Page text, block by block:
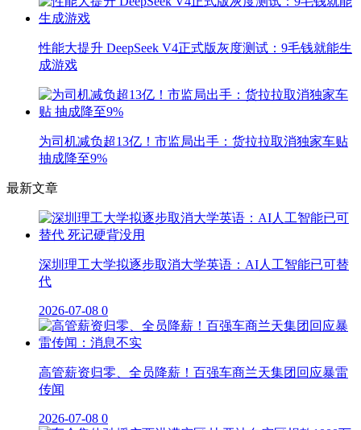
性能大提升 DeepSeek V4正式版灰度测试：9毛钱就能生
成游戏
为司机减负超13亿！市监局出手：货拉拉取消独家车贴
抽成降至9%
最新文章
深圳理工大学拟逐步取消大学英语：AI人工智能已可替
代
2026-07-08 0
高管薪资归零、全员降薪！百强车商兰天集团回应暴雷
传闻
2026-07-08 0